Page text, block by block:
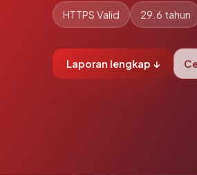
HTTPS Valid 29.6 tahun
Laporan lengkap ↓